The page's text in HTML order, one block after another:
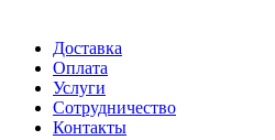
Доставка
Оплата
Услуги
Сотрудничество
Контакты